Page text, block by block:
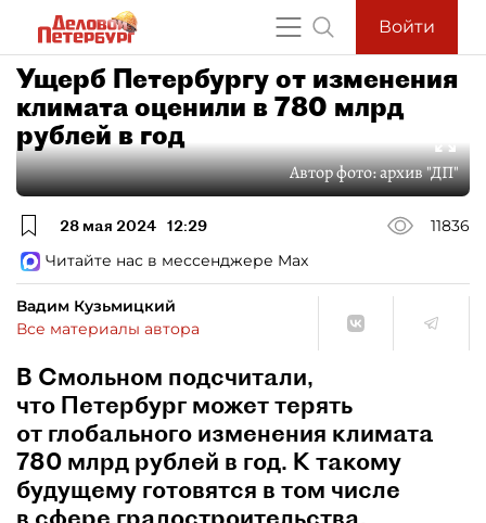
Войти
Ущерб Петербургу от изменения
климата оценили в 780 млрд
рублей в год
Автор фото:архив "ДП"
28 мая 2024 12:29
11836
Читайте нас в мессенджере Max
Вадим Кузьмицкий
Все материалы автора
В Смольном подсчитали,
что Петербург может терять
от глобального изменения климата
780 млрд рублей в год. К такому
будущему готовятся в том числе